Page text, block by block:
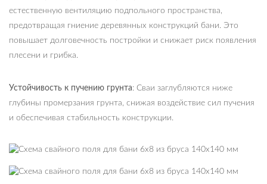
естественную вентиляцию подпольного пространства,
предотвращая гниение деревянных конструкций бани. Это
повышает долговечность постройки и снижает риск появления
плесени и грибка.
Устойчивость к пучению грунта: Сваи заглубляются ниже
глубины промерзания грунта, снижая воздействие сил пучения
и обеспечивая стабильность конструкции.